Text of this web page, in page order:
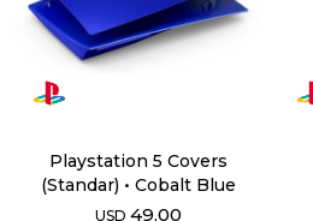
Playstation 5 Covers
(Standar) • Cobalt Blue
USD 49,00